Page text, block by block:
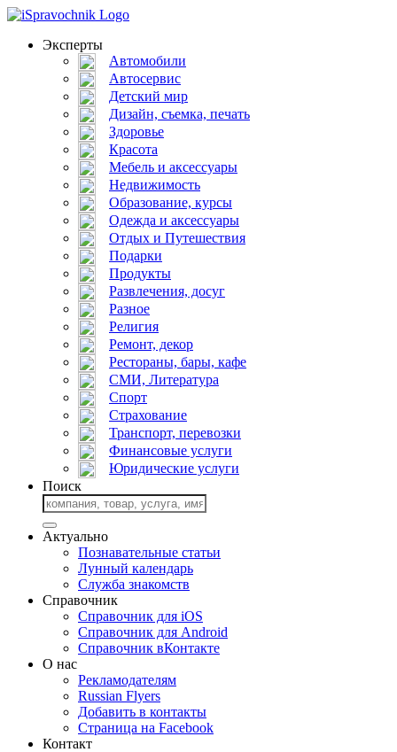
Эксперты
Автомобили
Автосервис
Детский мир
Дизайн, съемка, печать
Здоровье
Красота
Мебель и аксессуары
Недвижимость
Образование, курсы
Одежда и аксессуары
Отдых и Путешествия
Подарки
Продукты
Развлечения, досуг
Разное
Религия
Ремонт, декор
Рестораны, бары, кафе
СМИ, Литература
Спорт
Страхование
Транспорт, перевозки
Финансовые услуги
Юридические услуги
Поиск
Актуально
Познавательные статьи
Лунный календарь
Служба знакомств
Cправочник
Справочник для iOS
Справочник для Android
Справочник вКонтакте
О нас
Рекламодателям
Russian Flyers
Добавить в контакты
Страница на Facebook
Контакт